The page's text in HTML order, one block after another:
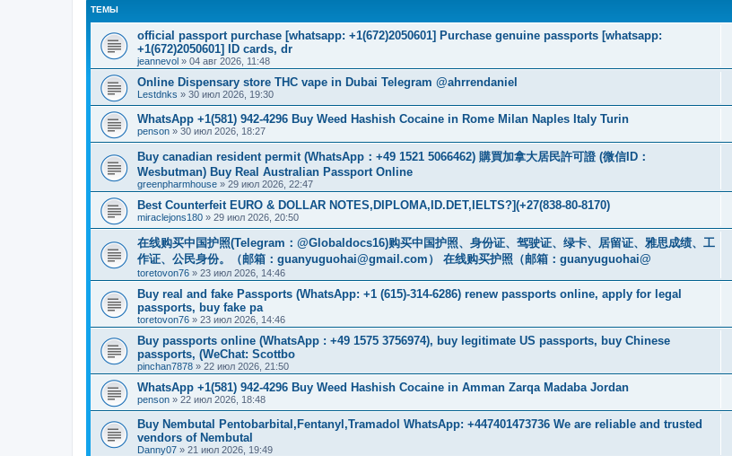
ТЕМЫ
official passport purchase [whatsapp: +1(672)2050601] Purchase genuine passports [whatsapp:
+1(672)2050601] ID cards, dr
jeannevol » 04 авг 2026, 11:48
Online Dispensary store THC vape in Dubai Telegram @ahrrendaniel
Lestdnks » 30 июл 2026, 19:30
WhatsApp +1(581) 942-4296 Buy Weed Hashish Cocaine in Rome Milan Naples Italy Turin
penson » 30 июл 2026, 18:27
Buy canadian resident permit (WhatsApp：+49 1521 5066462) 購買加拿大居民許可證 (微信ID：
Wesbutman) Buy Real Australian Passport Online
greenpharmhouse » 29 июл 2026, 22:47
Best Counterfeit EURO & DOLLAR NOTES,DIPLOMA,ID.DET,IELTS?](+27(838-80-8170)
miraclejons180 » 29 июл 2026, 20:50
在线购买中国护照(Telegram：@Globaldocs16)购买中国护照、身份证、驾驶证、绿卡、居留证、雅思成绩、工
作证、公民身份。（邮箱： guanyuguohai@gmail.com ） 在线购买护照（邮箱：guanyuguohai@
toretovon76 » 23 июл 2026, 14:46
Buy real and fake Passports (WhatsApp: +1 (615)-314-6286) renew passports online, apply for legal
passports, buy fake pa
toretovon76 » 23 июл 2026, 14:46
Buy passports online (WhatsApp : +49 1575 3756974), buy legitimate US passports, buy Chinese
passports, (WeChat: Scottbo
pinchan7878 » 22 июл 2026, 21:50
WhatsApp +1(581) 942-4296 Buy Weed Hashish Cocaine in Amman Zarqa Madaba Jordan
penson » 22 июл 2026, 18:48
Buy Nembutal Pentobarbital,Fentanyl,Tramadol WhatsApp: +447401473736 We are reliable and trusted
vendors of Nembutal
Danny07 » 21 июл 2026, 19:49